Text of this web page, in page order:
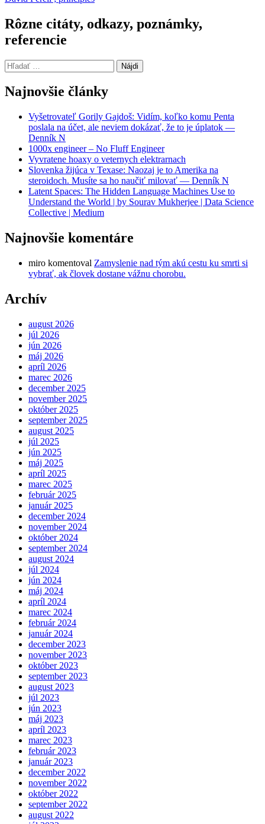
Rôzne citáty, odkazy, poznámky,
referencie
Hľadať:
Najnovšie články
Vyšetrovateľ Gorily Gajdoš: Vidím, koľko komu Penta
poslala na účet, ale neviem dokázať, že to je úplatok —
Denník N
1000x engineer – No Fluff Engineer
Vyvratene hoaxy o veternych elektrarnach
Slovenka žijúca v Texase: Naozaj je to Amerika na
steroidoch. Musíte sa ho naučiť milovať — Denník N
Latent Spaces: The Hidden Language Machines Use to
Understand the World | by Sourav Mukherjee | Data Science
Collective | Medium
Najnovšie komentáre
miro komentoval Zamyslenie nad tým akú cestu ku smrti si
vybrať, ak človek dostane vážnu chorobu.
Archív
august 2026
júl 2026
jún 2026
máj 2026
apríl 2026
marec 2026
december 2025
november 2025
október 2025
september 2025
august 2025
júl 2025
jún 2025
máj 2025
apríl 2025
marec 2025
február 2025
január 2025
december 2024
november 2024
október 2024
september 2024
august 2024
júl 2024
jún 2024
máj 2024
apríl 2024
marec 2024
február 2024
január 2024
december 2023
november 2023
október 2023
september 2023
august 2023
júl 2023
jún 2023
máj 2023
apríl 2023
marec 2023
február 2023
január 2023
december 2022
november 2022
október 2022
september 2022
august 2022